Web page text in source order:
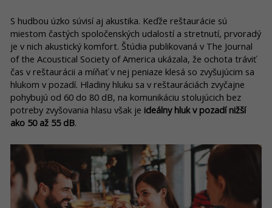
S hudbou úzko súvisí aj akustika. Keďže reštaurácie sú
miestom častých spoločenských udalostí a stretnutí, prvoradý
je v nich akustický komfort. Štúdia publikovaná v The Journal
of the Acoustical Society of America ukázala, že ochota tráviť
čas v reštaurácii a míňať v nej peniaze klesá so zvyšujúcim sa
hlukom v pozadí. Hladiny hluku sa v reštauráciách zvyčajne
pohybujú od 60 do 80 dB, na komunikáciu stolujúcich bez
potreby zvyšovania hlasu však je ideálny hluk v pozadí nižší
ako 50 až 55 dB.